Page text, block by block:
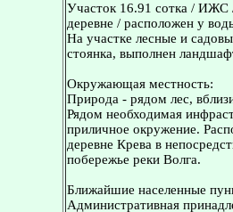
Участок 16.91 сотка / ИЖС
деревне / расположен у
На участке лесные и
стоянка, выполнен
Окружающая местность:
Природа - рядом лес,
Рядом необходимая
приличное окружение.
деревне Крева в
побережье реки Волга.
Ближайшие населенные
Административная